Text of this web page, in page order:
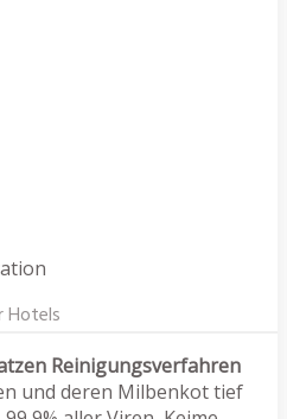
Hotels
Reinigungsverfahren
und deren Milbenkot tief